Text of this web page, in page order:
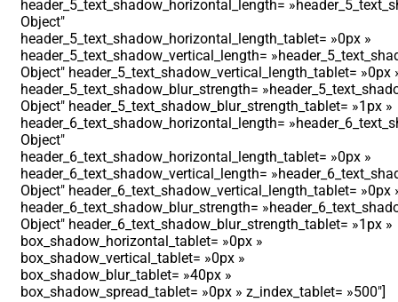
header_5_text_shadow_horizontal_length=
Object″
header_5_text_shadow_horizontal_length_tablet= »0px »
header_5_text_shadow_vertical_length=
Object″ header_5_text_shadow_vertical_length_tablet= »0px
header_5_text_shadow_blur_strength=
Object″ header_5_text_shadow_blur_strength_tablet= »1px »
header_6_text_shadow_horizontal_length=
Object″
header_6_text_shadow_horizontal_length_tablet= »0px »
header_6_text_shadow_vertical_length=
Object″ header_6_text_shadow_vertical_length_tablet= »0px
header_6_text_shadow_blur_strength=
Object″ header_6_text_shadow_blur_strength_tablet= »1px »
box_shadow_horizontal_tablet= »0px »
box_shadow_vertical_tablet= »0px »
box_shadow_blur_tablet= »40px »
box_shadow_spread_tablet= »0px » z_index_tablet= »500″]